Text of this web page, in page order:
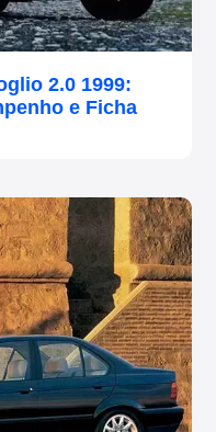
2.0 1999:
e Ficha